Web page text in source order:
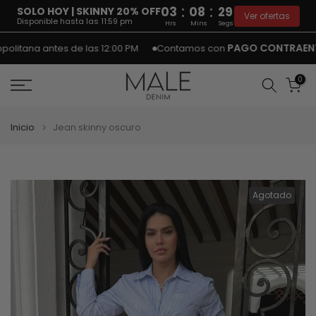
SOLO HOY | SKINNY 20% OFF
Disponible hasta las 11:59 pm
03 : 08 : 29
Hrs Mins Segs
Ver ofertas
Ir
al
contenido
antes de las 12:00 PM Contamos conPAGO
0
Inicio Jean skinny oscuro
Agotado